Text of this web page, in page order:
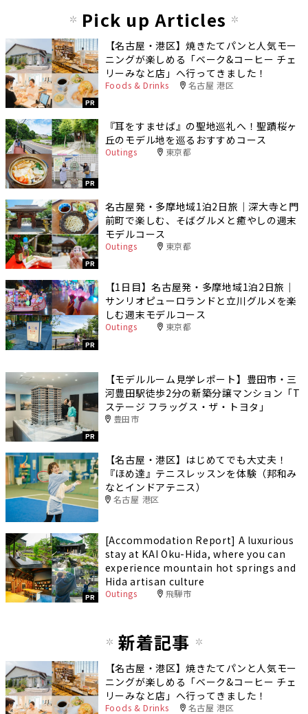
Pick up Articles
PR
【名古屋・港区】焼きたてパンと人気モー
ニングが楽しめる「ベーク&コーヒー チェ
リーみなと店」へ行ってきました！
Foods & Drinks 名古屋 港区
PR
『耳をすませば』の聖地巡礼へ！聖蹟桜ヶ
丘のモデル地を巡るおすすめコース
Outings 東京都
PR
名古屋発・多摩地域1泊2日旅｜深大寺と門
前町で楽しむ、そばグルメと癒やしの週末
モデルコース
Outings 東京都
PR
【1日目】名古屋発・多摩地域1泊2日旅｜
サンリオピューロランドと立川グルメを楽
しむ週末モデルコース
Outings 東京都
PR
【モデルルーム見学レポート】豊田市・三
河豊田駅徒歩2分の新築分譲マンション「T
ステージ フラッグス・ザ・トヨタ」
豊田市
【名古屋・港区】はじめてでも大丈夫！
『ほめ達』テニスレッスンを体験（邦和み
なとインドアテニス）
名古屋 港区
PR
[Accommodation Report] A luxurious
stay at KAI Oku-Hida, where you can
experience mountain hot springs and
Hida artisan culture
Outings 飛騨市
新着記事
【名古屋・港区】焼きたてパンと人気モー
ニングが楽しめる「ベーク&コーヒー チェ
リーみなと店」へ行ってきました！
Foods & Drinks 名古屋 港区